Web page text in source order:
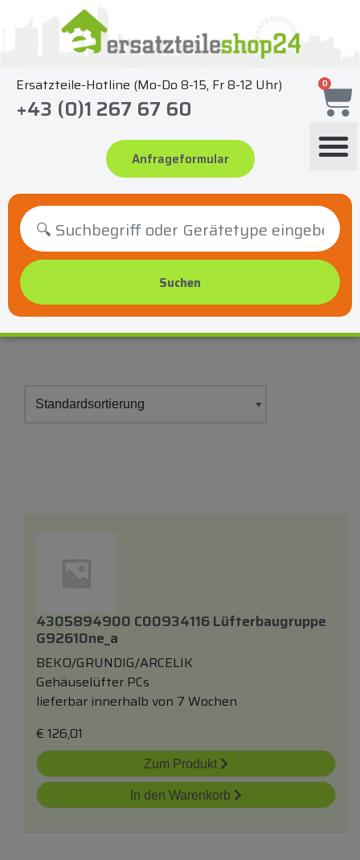
springen
Ersatzteile-Hotline (Mo-Do 8-15, Fr 8-12 Uhr)
+43 (0)1 267 67 60
Anfrageformular
0
4305894900 C00934116 Lüfterbaugruppe
G92610ne_a
BEKO/GRUNDIG/ARCELIK
Gehäuselüfter PCs
lieferbar innerhalb von 7 Wochen
€ 126,01
Zum Produkt
In den Warenkorb